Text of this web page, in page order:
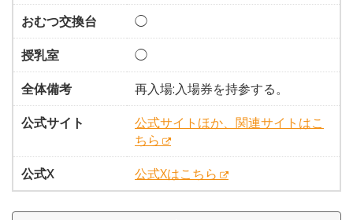
おむつ交換台
◯
授乳室
◯
全体備考
再入場:入場券を持参する。
公式サイト
公式サイトほか、関連サイトはこ
ちら
公式X
公式Xはこちら